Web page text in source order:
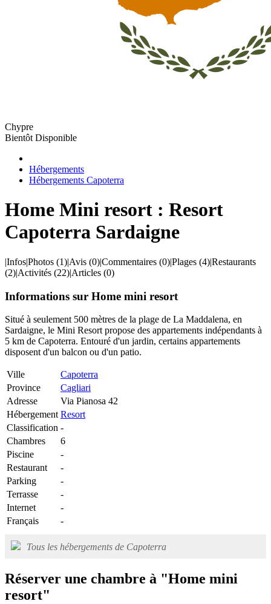
Chypre
Bientôt Disponible
Hébergements
Hébergements Capoterra
Home Mini resort : Resort
Capoterra Sardaigne
|Infos|Photos (1)|Avis (0)|Commentaires (0)|Plages (4)|Restaurants
(2)|Activités (22)|Articles (0)
Informations sur Home mini resort
Situé à seulement 500 mètres de la plage de La Maddalena, en
Sardaigne, le Mini Resort propose des appartements indépendants à
5 km de Capoterra. Entouré d'un jardin, certains appartements
disposent d'un balcon ou d'un patio.
Ville
Capoterra
Province
Cagliari
Adresse
Via Pianosa 42
Hébergement Resort
Classification -
Chambres
6
Piscine
-
Restaurant
-
Parking
-
Terrasse
-
Internet
-
Français
-
Tous les hébergements de Capoterra
Réserver une chambre à "Home mini
resort"